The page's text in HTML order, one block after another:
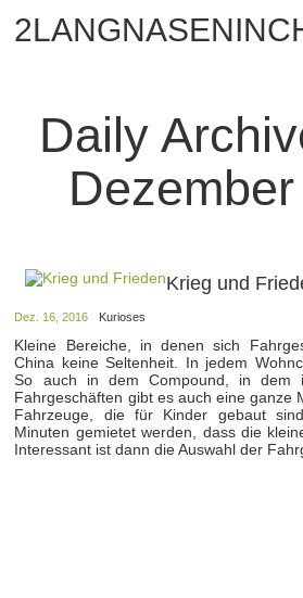
Daily
Krieg und
Dez. 16, 2016 Kurioses
Kleine Bereiche, in denen sich
China keine Seltenheit. In jedem
So auch in dem Compound, in dem
Fahrgeschäften gibt es auch eine ganze
Fahrzeuge, die für Kinder gebaut
Minuten gemietet werden, dass die
Interessant ist dann die Auswahl der